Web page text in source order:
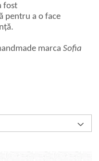
fost
pentru a o face
marca Sofia